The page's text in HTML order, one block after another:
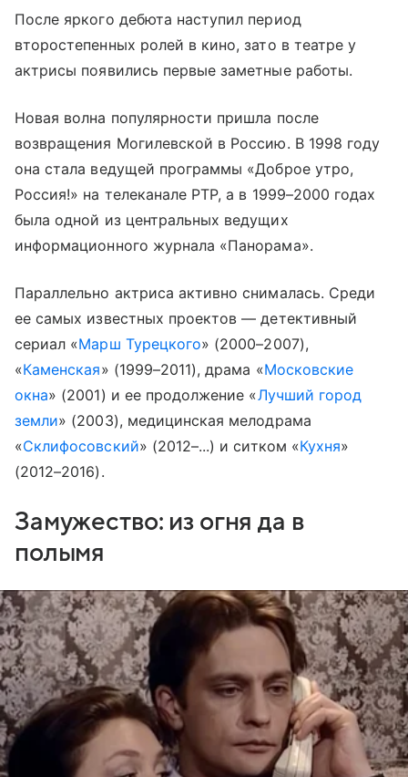
После яркого дебюта наступил период
второстепенных ролей в кино, зато в театре у
актрисы появились первые заметные работы.
Новая волна популярности пришла после
возвращения Могилевской в Россию. В 1998 году
она стала ведущей программы «Доброе утро,
Россия!» на телеканале РТР, а в 1999–2000 годах
была одной из центральных ведущих
информационного журнала «Панорама».
Параллельно актриса активно снималась. Среди
ее самых известных проектов — детективный
сериал «Марш Турецкого» (2000–2007),
«Каменская» (1999–2011), драма «Московские
окна» (2001) и ее продолжение «Лучший город
земли» (2003), медицинская мелодрама
«Склифосовский» (2012–...) и ситком «Кухня»
(2012–2016).
Замужество: из огня да в
полымя